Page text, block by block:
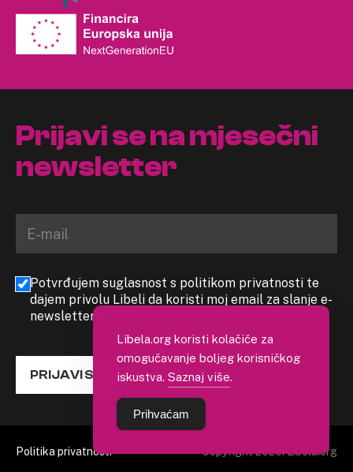
Prijavi se na mjesečni
newsletter
Potvrđujem suglasnost s politikom privatnosti te
dajem privolu Libeli da koristi moj email za slanje e-
newslettera
PRIJAVI SE
Politika privatnosti Copyright 2026. Libela.org
Libela.org koristi kolačiće za
omogućavanje boljeg korisničkog
iskustva. Saznaj više.
Prihvaćam